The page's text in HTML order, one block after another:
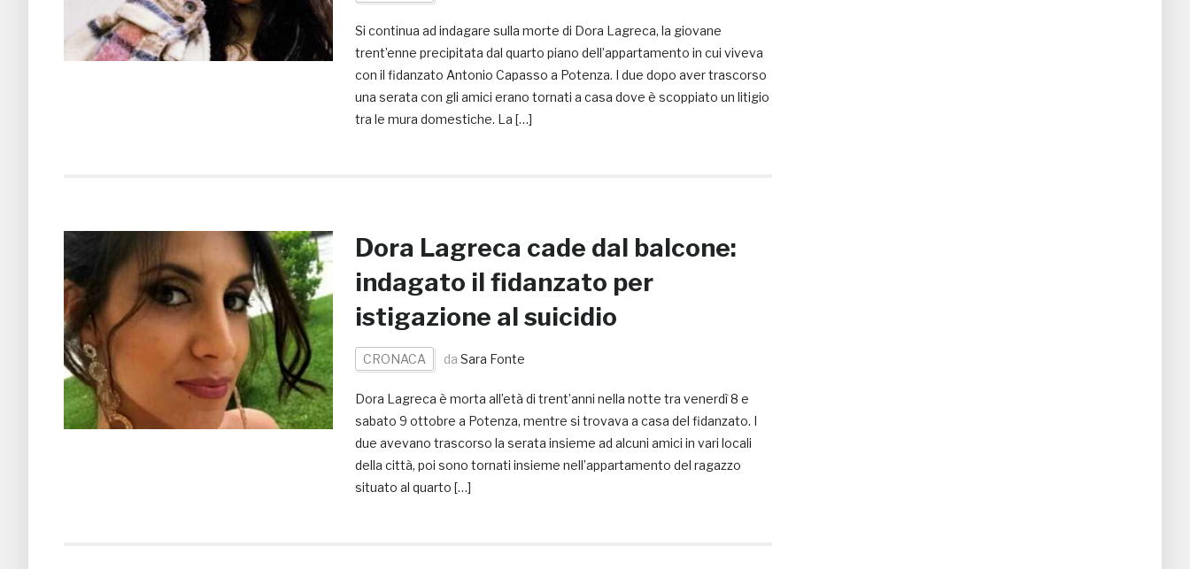
Si continua ad indagare sulla morte di Dora Lagreca, la giovane
trent’enne precipitata dal quarto piano dell’appartamento in cui viveva
con il fidanzato Antonio Capasso a Potenza. I due dopo aver trascorso
una serata con gli amici erano tornati a casa dove è scoppiato un litigio
tra le mura domestiche. La […]
Dora Lagreca cade dal balcone:
indagato il fidanzato per
istigazione al suicidio
CRONACA da Sara Fonte
Dora Lagreca è morta all’età di trent’anni nella notte tra venerdì 8 e
sabato 9 ottobre a Potenza, mentre si trovava a casa del fidanzato. I
due avevano trascorso la serata insieme ad alcuni amici in vari locali
della città, poi sono tornati insieme nell’appartamento del ragazzo
situato al quarto […]